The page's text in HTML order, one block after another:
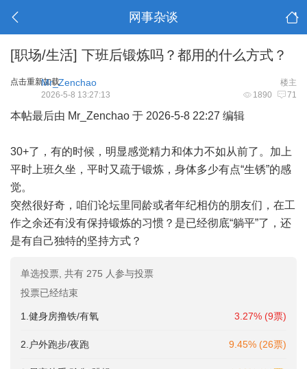
网事杂谈
[职场/生活] 下班后锻炼吗？都用的什么方式？
点击重新加载 楼主
Mr_Zenchao
1890 71
2026-5-8 13:27:13
本帖最后由 Mr_Zenchao 于 2026-5-8 22:27 编辑
30+了，有的时候，明显感觉精力和体力不如从前了。加上
平时上班久坐，平时又疏于锻炼，身体多少有点“生锈”的感
觉。
突然很好奇，咱们论坛里同龄或者年纪相仿的朋友们，在工
作之余还有没有保持锻炼的习惯？是已经彻底“躺平”了，还
是有自己独特的坚持方式？
单选投票, 共有 275 人参与投票
投票已经结束
1.健身房撸铁/有氧 3.27% (9票)
2.户外跑步/夜跑 9.45% (26票)